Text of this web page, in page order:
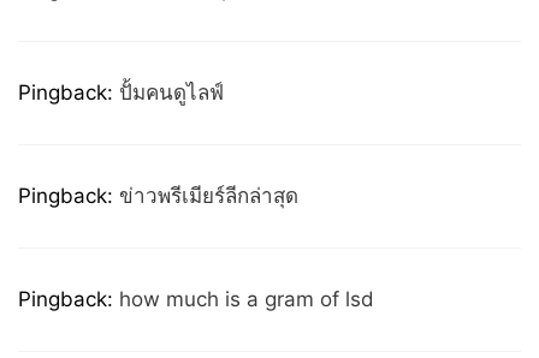
Pingback: ปั้มคนดูไลฟ์
Pingback: ข่าวพรีเมียร์ลีกล่าสุด
Pingback: how much is a gram of lsd